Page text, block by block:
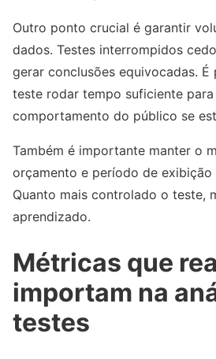
Outro ponto crucial é garantir
dados. Testes interrompidos
gerar conclusões equivocadas. É
teste rodar tempo suficiente
comportamento do público se
Também é importante manter o
orçamento e período de exibição
Quanto mais controlado o teste,
aprendizado.
Métricas que
importam na
testes